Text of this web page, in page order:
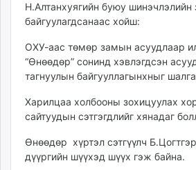
ikon.mn
Livetv.mn
Eguur.mn
24tsag.mn
shuud.mn
eagle.mn
ergelt.mn
zarig.mn
Н.Алтанхуягийн буюу шинэчлэлийн
байгуулагдсанаас хойш:
ОХУ-аас төмөр замын асуудлаар
“Өнөөдөр” сонинд хэвлэгдсэн
тагнуулын байгууллагынхныг
Харилцаа холбооны зохицуулах
сайтуудын сэтгэгдлийг хянадаг
Өнөөдөр хүртэл сэтгүүлч
дүүргийн шүүхэд шүүх гэж байна.